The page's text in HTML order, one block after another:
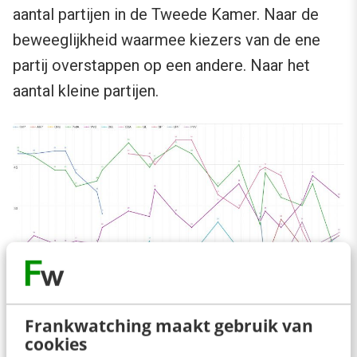
Frankwatching maakt gebruik van
cookies
aantal partijen in de Tweede Kamer. Naar de
beweeglijkheid waarmee kiezers van de ene
partij overstappen op een andere. Naar het
aantal kleine partijen.
Gereedschap, auto’s, huizen, allemaal
moleculaire goederen, in een goed